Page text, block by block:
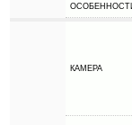
КАМЕРА